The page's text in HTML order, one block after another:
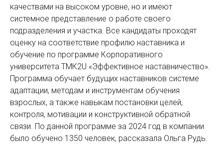
качествами на высоком уровне, но и имеют
системное представление о работе своего
подразделения и участка. Все кандидаты проходят
оценку на соответствие профилю наставника и
обучение по программе Корпоративного
университета ТМК2U «Эффективное наставничество».
Программа обучает будущих наставников системе
адаптации, методам и инструментам обучения
взрослых, а также навыкам постановки целей,
контроля, мотивации и конструктивной обратной
связи. По данной программе за 2024 год в компании
было обучено 1350 человек, рассказала Ольга Рудь.